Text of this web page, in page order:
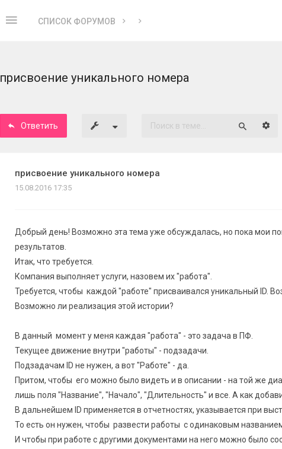
СПИСОК ФОРУМОВ
присвоение уникального номера
Ответить
присвоение уникального номера
15.08.2016 17:35
Добрый день! Возможно эта тема уже обсуждалась, но пока мои
результатов.
Итак, что требуется.
Компания выполняет услуги, назовем их "работа".
Требуется, чтобы каждой "работе" присваивался уникальный ID.
Возможно ли реализация этой истории?
В данный момент у меня каждая "работа" - это задача в ПФ.
Текущее движение внутри "работы" - подзадачи.
Подзадачам ID не нужен, а вот "Работе" - да.
Притом, чтобы его можно было видеть и в описании - на той же
лишь поля "Название", "Начало", "Длительность" и все. А как
В дальнейшем ID применяется в отчетностях, указывается при
То есть он нужен, чтобы развести работы с одинаковым
И чтобы при работе с другими документами на него можно было